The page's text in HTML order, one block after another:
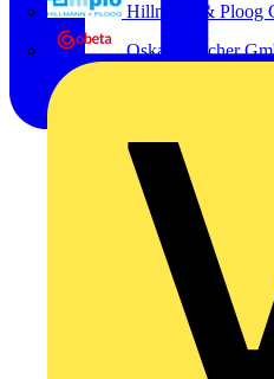
Hillmann & Ploog
Oskar Böttcher